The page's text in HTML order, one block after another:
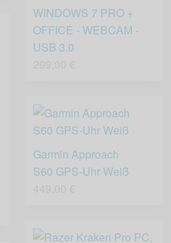
WINDOWS 7 PRO +
OFFICE - WEBCAM -
USB 3.0
Garmin Approach
S60 GPS-Uhr Weiß